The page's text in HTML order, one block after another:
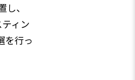
、
ィン
を行っ